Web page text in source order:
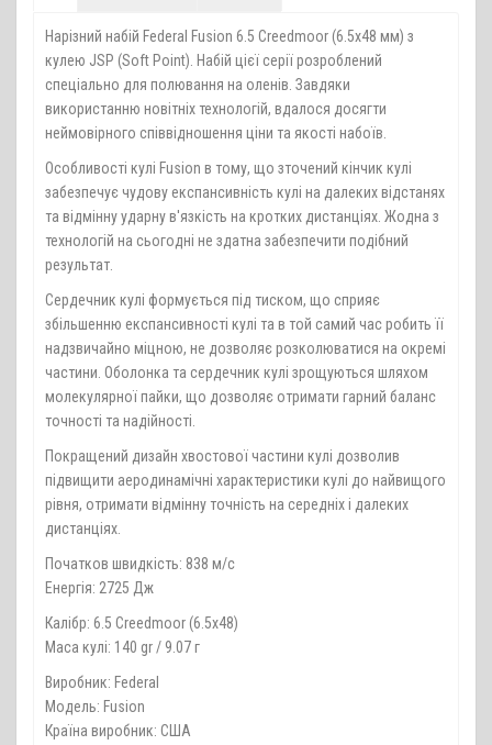
Нарізний набій Federal Fusion 6.5 Creedmoor (6.5х48 мм) з
кулею JSP (Soft Point). Набій цієї серії розроблений
спеціально для полювання на оленів. Завдяки
використанню новітніх технологій, вдалося досягти
неймовірного співвідношення ціни та якості набоїв.
Особливості кулі Fusion в тому, що зточений кінчик кулі
забезпечує чудову експансивність кулі на далеких відстанях
та відмінну ударну в'язкість на кротких дистанціях. Жодна з
технологій на сьогодні не здатна забезпечити подібний
результат.
Сердечник кулі формується під тиском, що сприяє
збільшенню експансивності кулі та в той самий час робить її
надзвичайно міцною, не дозволяє розколюватися на окремі
частини. Оболонка та сердечник кулі зрощуються шляхом
молекулярної пайки, що дозволяє отримати гарний баланс
точності та надійності.
Покращений дизайн хвостової частини кулі дозволив
підвищити аеродинамічні характеристики кулі до найвищого
рівня, отримати відмінну точність на середніх і далеких
дистанціях.
Початков швидкість: 838 м/с
Енергія: 2725 Дж
Калібр: 6.5 Creedmoor (6.5х48)
Маса кулі: 140 gr / 9.07 г
Виробник: Federal
Модель: Fusion
Країна виробник: США